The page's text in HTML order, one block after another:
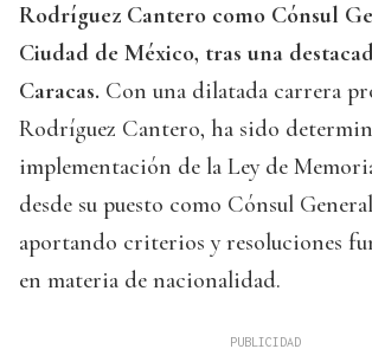
Rodríguez Cantero como Cónsul
Ciudad de México, tras una
Caracas. Con una dilatada carrera
Rodríguez Cantero, ha sido
implementación de la Ley de
desde su puesto como Cónsul
aportando criterios y resoluciones
en materia de nacionalidad.